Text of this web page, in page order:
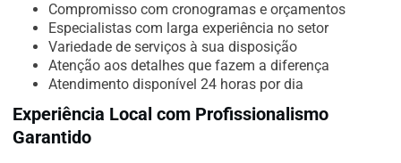
Compromisso com cronogramas e orçamentos
Especialistas com larga experiência no setor
Variedade de serviços à sua disposição
Atenção aos detalhes que fazem a diferença
Atendimento disponível 24 horas por dia
Experiência Local com Profissionalismo
Garantido